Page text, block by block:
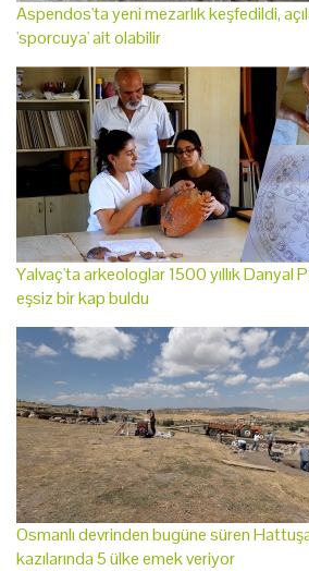
Aspendos'ta yeni mezarlık keşfedildi,
'sporcuya' ait olabilir
Yalvaç'ta arkeologlar 1500 yıllık Danyal
eşsiz bir kap buldu
Osmanlı devrinden bugüne süren
kazılarında 5 ülke emek veriyor